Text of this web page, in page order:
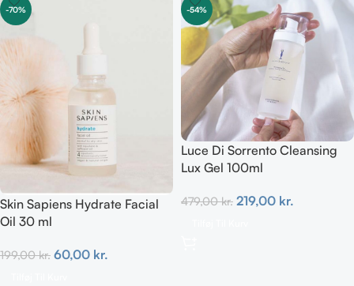
-70%
Skin Sapiens Hydrate Facial
Oil 30 ml
199,00kr. 60,00 kr.
-54%
Luce Di Sorrento Cleansing
Lux Gel 100ml
479,00kr. 219,00 kr.